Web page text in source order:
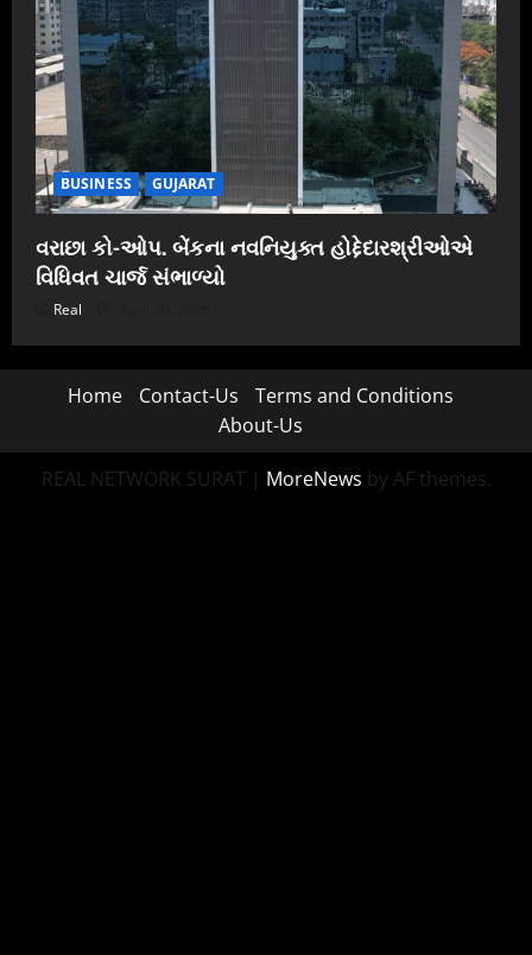
BUSINESS GUJARAT
વરાછા કો-ઓપ. બેંકના નવનિયુક્ત હોદ્દેદારશ્રીઓએ
વિધિવત ચાર્જ સંભાળ્યો
Real
Home Contact-Us
Terms and Conditions
About-Us
REAL NETWORK SURAT | MoreNews by AF themes.